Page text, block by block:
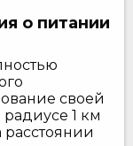
о питании
своей
1 км